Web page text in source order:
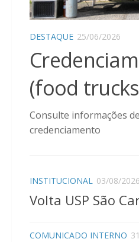
DESTAQUE 25/06/2026
(food
Consulte informações
credenciamento
INSTITUCIONAL 03/08/2026
Volta USP São
COMUNICADO INTERNO